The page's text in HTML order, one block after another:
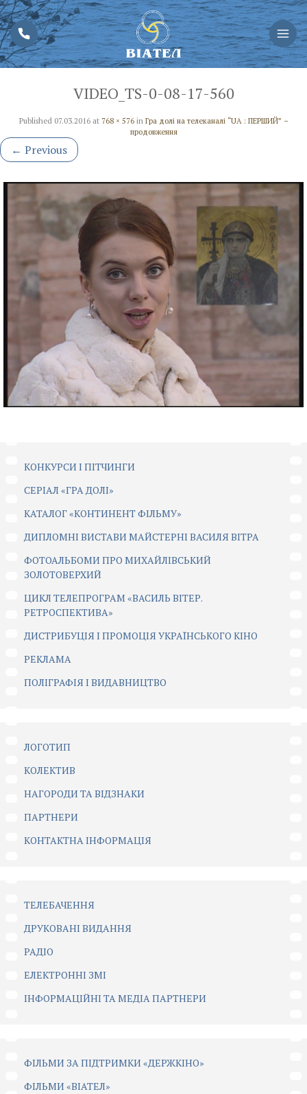
VIDEO_TS-0-08-17-560
Published 07.03.2016at 768 × 576in Гра долі на телеканалі “UA : ПЕРШИЙ” –
продовження
← Previous
КОНКУРСИ І ПІТЧИНГИ
CЕРІАЛ «ГРА ДОЛІ»
КАТАЛОГ «КОНТИНЕНТ ФІЛЬМУ»
ДИПЛОМНІ ВИСТАВИ МАЙСТЕРНІ ВАСИЛЯ ВІТРА
ФОТОАЛЬБОМИ ПРО МИХАЙЛІВСЬКИЙ
ЗОЛОТОВЕРХИЙ
ЦИКЛ ТЕЛЕПРОГРАМ «ВАСИЛЬ ВІТЕР.
РЕТРОСПЕКТИВА»
ДИСТРИБУЦІЯ І ПРОМОЦІЯ УКРАЇНСЬКОГО КІНО
РЕКЛАМА
ПОЛІГРАФІЯ І ВИДАВНИЦТВО
ЛОГОТИП
КОЛЕКТИВ
НАГОРОДИ ТА ВІДЗНАКИ
ПАРТНЕРИ
КОНТАКТНА ІНФОРМАЦІЯ
ТЕЛЕБАЧЕННЯ
ДРУКОВАНІ ВИДАННЯ
РАДІО
ЕЛЕКТРОННІ ЗМІ
ІНФОРМАЦІЙНІ ТА МЕДІА ПАРТНЕРИ
ФІЛЬМИ ЗА ПІДТРИМКИ «ДЕРЖКІНО»
ФІЛЬМИ «ВІАТЕЛ»